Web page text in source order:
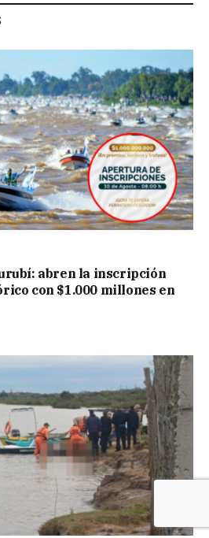
abren la inscripción
con $1.000 millones en